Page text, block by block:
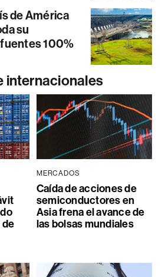
de América
su
100%
internacionales
MERCADOS
Caída de acciones de
semiconductores en
Asia frena el avance de
las bolsas mundiales